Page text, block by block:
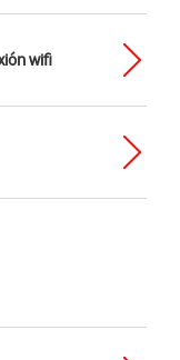
wifi